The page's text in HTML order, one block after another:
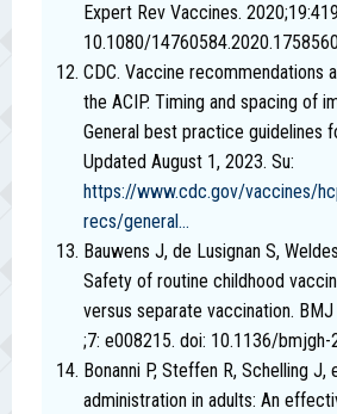
Expert Rev Vaccines.
10.1080/
CDC. Vaccine recommendations
the ACIP. Timing and spacing of
General best practice guidelines
Updated August 1, 2023. Su:
https://www.cdc.gov/vaccines/
recs/general...
Bauwens J, de Lusignan S,
Safety of routine childhood
versus separate vaccination.
;7: e008215. doi: 10.1136/bmjgh-
Bonanni P, Steffen R, Schelling
administration in adults: An